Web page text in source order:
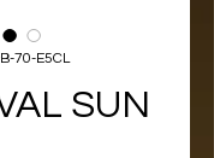
70-E5CL
SUN